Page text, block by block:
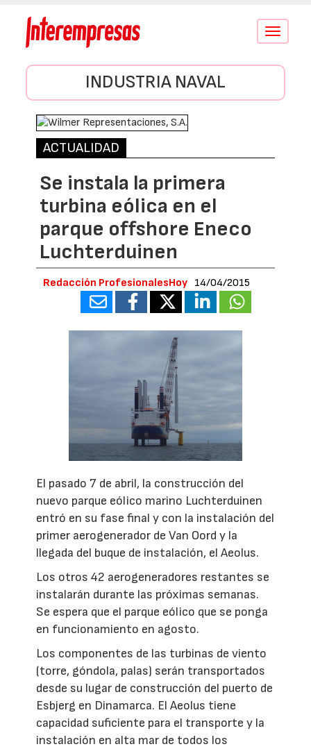
Conmutar
INDUSTRIA NAVAL
ACTUALIDAD
Se instala la primera
turbina eólica en el
parque offshore Eneco
Luchterduinen
Redacción ProfesionalesHoy 14/04/2015
El pasado 7 de abril, la construcción del
nuevo parque eólico marino Luchterduinen
entró en su fase final y con la instalación del
primer aerogenerador de Van Oord y la
llegada del buque de instalación, el Aeolus.
Los otros 42 aerogeneradores restantes se
instalarán durante las próximas semanas.
Se espera que el parque eólico que se ponga
en funcionamiento en agosto.
Los componentes de las turbinas de viento
(torre, góndola, palas) serán transportados
desde su lugar de construcción del puerto de
Esbjerg en Dinamarca. El Aeolus tiene
capacidad suficiente para el transporte y la
instalación en alta mar de todos los